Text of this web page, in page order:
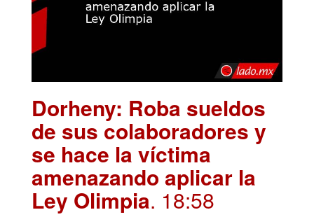
Dorheny: Roba sueldos
de sus colaboradores y
se hace la víctima
amenazando aplicar la
Ley Olimpia. 18:58